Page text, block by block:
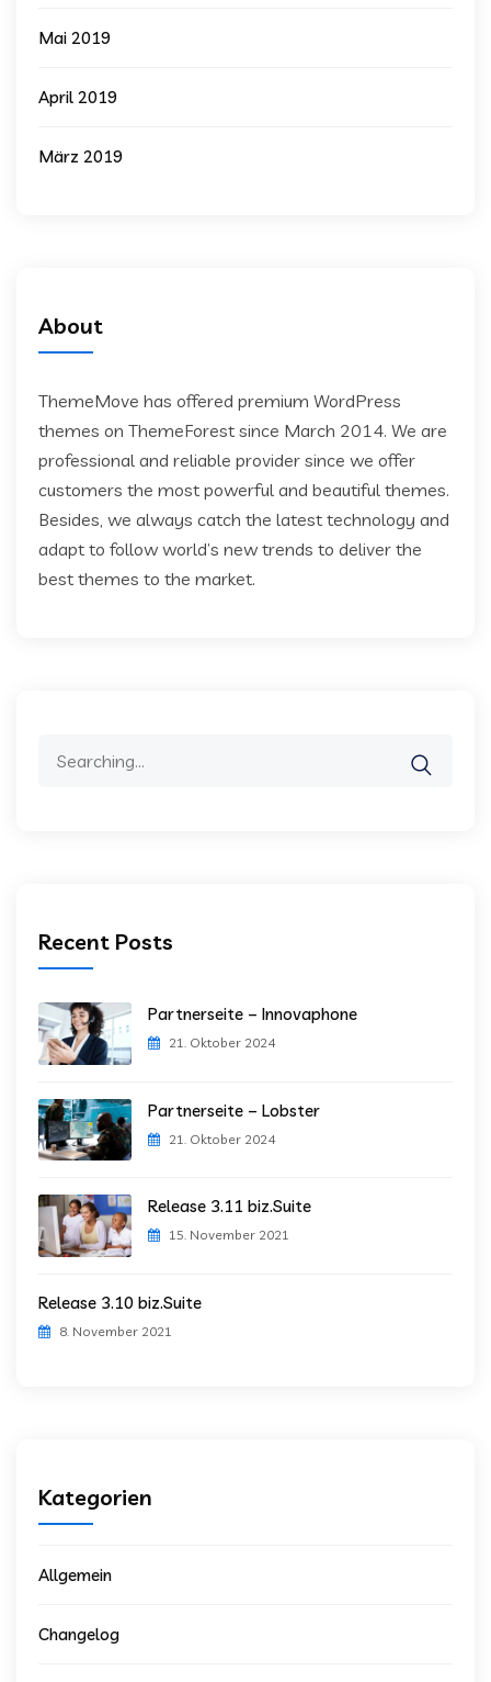
Mai 2019
April 2019
März 2019
About
ThemeMove has offered premium WordPress
themes on ThemeForest since March 2014. We are
professional and reliable provider since we offer
customers the most powerful and beautiful themes.
Besides, we always catch the latest technology and
adapt to follow world’s new trends to deliver the
best themes to the market.
Recent Posts
Partnerseite – Innovaphone
21. Oktober 2024
Partnerseite – Lobster
21. Oktober 2024
Release 3.11 biz.Suite
15. November 2021
Release 3.10 biz.Suite
8. November 2021
Kategorien
Allgemein
Changelog